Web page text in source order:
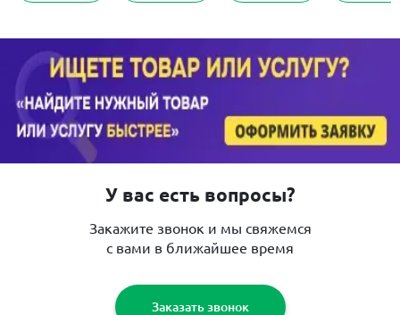
У вас есть вопросы?
Закажите звонок и мы свяжемся
с вами в ближайшее время
Заказать звонок